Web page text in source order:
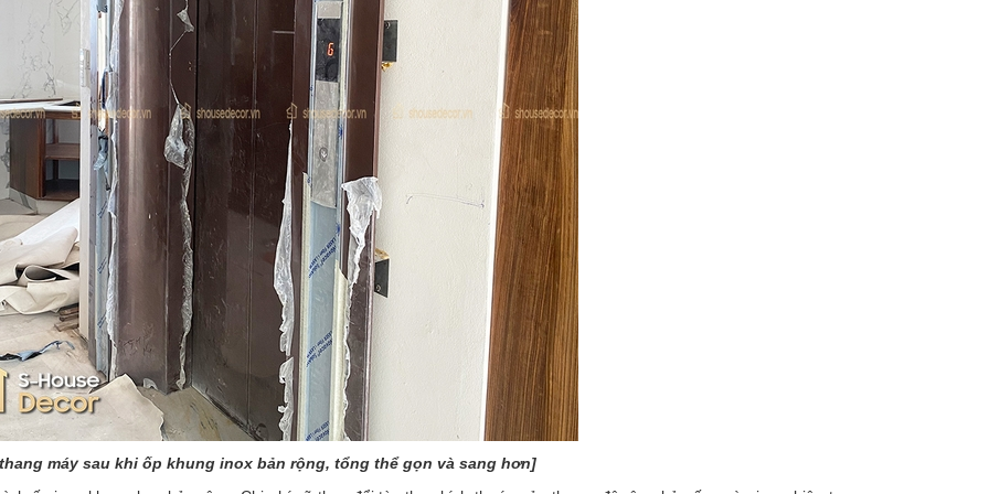
máy sau khi ốp khung inox bản rộng, tổng thể gọn và sang hơn]